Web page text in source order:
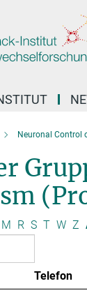
Neuronal Control
M R S T W Z
Telefon